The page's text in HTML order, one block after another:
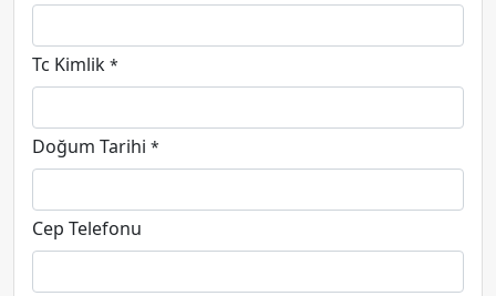
Tc Kimlik *
Doğum Tarihi *
Cep Telefonu